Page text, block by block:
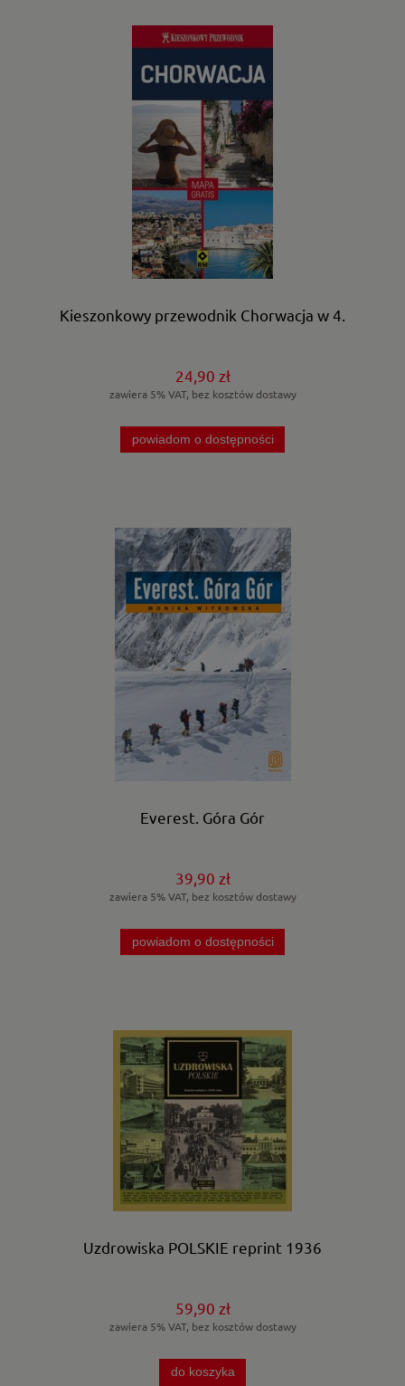
Kieszonkowy przewodnik Chorwacja w 4.
24,90 zł
zawiera 5% VAT, bez kosztów dostawy
powiadom o dostępności
Everest. Góra Gór
39,90 zł
zawiera 5% VAT, bez kosztów dostawy
powiadom o dostępności
Uzdrowiska POLSKIE reprint 1936
59,90 zł
zawiera 5% VAT, bez kosztów dostawy
do koszyka